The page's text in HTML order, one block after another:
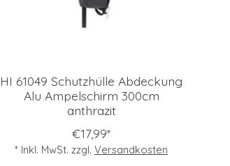
HI 61049 Schutzhülle Abdeckung
Alu Ampelschirm 300cm
anthrazit
€17,99*
* Inkl. MwSt. zzgl.Versandkosten